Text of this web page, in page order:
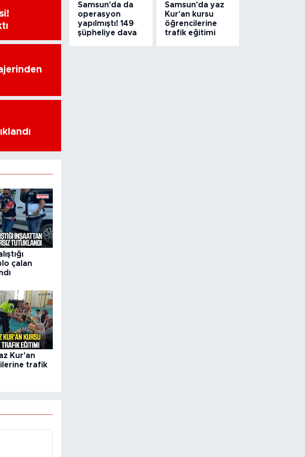
çalan
Kur'an
trafik
Samsun'da da
operasyon
yapılmıştı! 149
şüpheliye dava
Samsun'da yaz
Kur'an kursu
öğrencilerine
trafik eğitimi